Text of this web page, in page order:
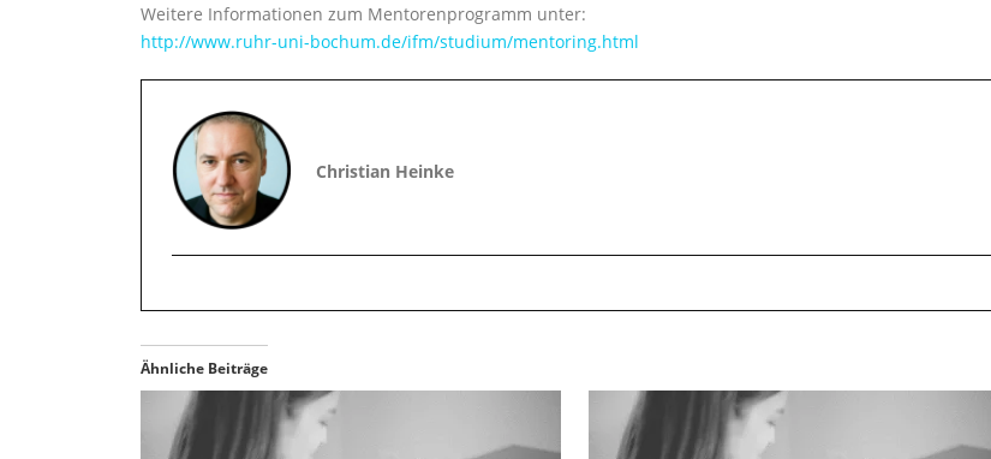
Weitere Informationen zum Mentorenprogramm unter:
http://www.ruhr-uni-bochum.de/ifm/studium/mentoring.html
Christian Heinke
Ähnliche Beiträge